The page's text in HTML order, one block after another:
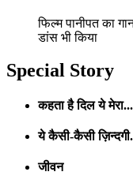
फिल्म पानीपत का
डांस भी किया
Special Story
कहता है दिल ये मेरा...
ये कैसी-कैसी
जीवन